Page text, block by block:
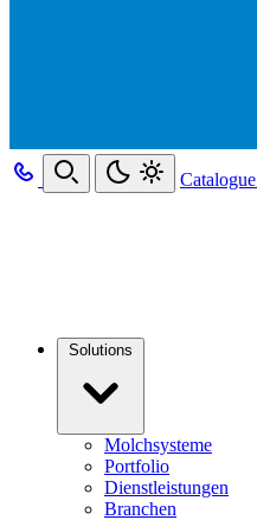
Catalogue
Solutions
Molchsysteme
Portfolio
Dienstleistungen
Branchen